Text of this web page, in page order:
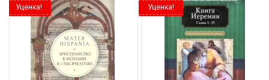
Уценка! Уценка!